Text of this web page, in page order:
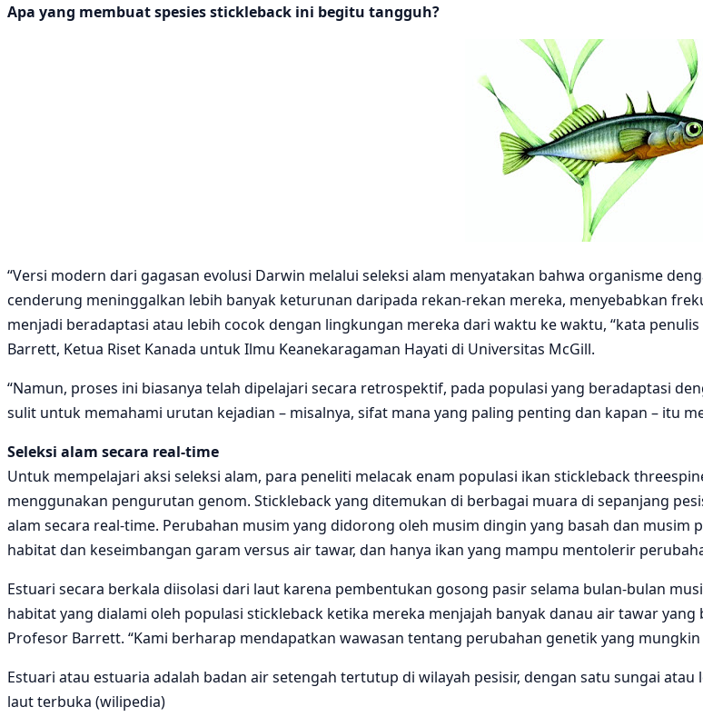
Apa yang membuat spesies stickleback ini begitu tangguh?
“Versi modern dari gagasan evolusi Darwin melalui seleksi alam menyatakan bahwa organisme
cenderung meninggalkan lebih banyak keturunan daripada rekan-rekan mereka, menyebabkan
menjadi beradaptasi atau lebih cocok dengan lingkungan mereka dari waktu ke waktu, “kata
Barrett, Ketua Riset Kanada untuk Ilmu Keanekaragaman Hayati di Universitas McGill.
“Namun, proses ini biasanya telah dipelajari secara retrospektif, pada populasi yang beradaptasi
sulit untuk memahami urutan kejadian – misalnya, sifat mana yang paling penting dan kapan – itu
Seleksi alam secara real-time
Untuk mempelajari aksi seleksi alam, para peneliti melacak enam populasi ikan stickleback
menggunakan pengurutan genom. Stickleback yang ditemukan di berbagai muara di sepanjang
alam secara real-time. Perubahan musim yang didorong oleh musim dingin yang basah dan
habitat dan keseimbangan garam versus air tawar, dan hanya ikan yang mampu mentolerir
Estuari secara berkala diisolasi dari laut karena pembentukan gosong pasir selama bulan-bulan
habitat yang dialami oleh populasi stickleback ketika mereka menjajah banyak danau air tawar
Profesor Barrett. “Kami berharap mendapatkan wawasan tentang perubahan genetik yang
Estuari atau estuaria adalah badan air setengah tertutup di wilayah pesisir, dengan satu sungai
laut terbuka (wilipedia)